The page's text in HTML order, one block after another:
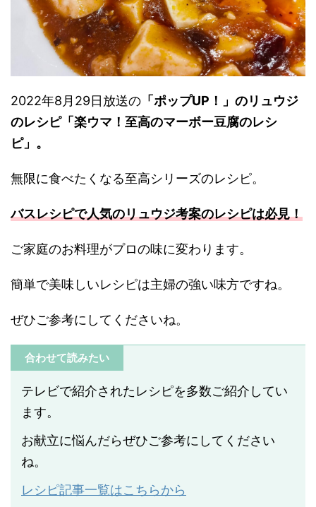
2022年8月29日放送の 「ポップUP！」のリュウジ
のレシピ「楽ウマ！至高のマーボー豆腐のレシ
ピ」。
無限に食べたくなる至高シリーズのレシピ。
バスレシピで人気のリュウジ考案のレシピは必見！
ご家庭のお料理がプロの味に変わります。
簡単で美味しいレシピは主婦の強い味方ですね。
ぜひご参考にしてくださいね。
合わせて読みたい
テレビで紹介されたレシピを多数ご紹介してい
ます。
お献立に悩んだらぜひご参考にしてください
ね。
レシピ記事一覧はこちらから